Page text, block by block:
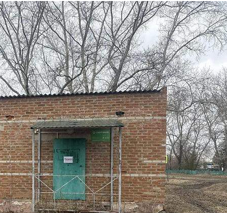
Продажа
124803 - Г. ТЮКАЛИНСК, С.
СТАРОСОЛДАТСКОЕ,
СОВЕТСКАЯ УЛИЦА, Д.3
Омская обл
Получить контакты Посмотреть на карте
Продажа ПСН площадью 52.6 кв.м. Помещение располагается
в 1-этажном здании, находится на 1 этаже здания. Возможное
назначение - прочее.[#8305792#]
70 (+1)
Навигация
Характеристики
О помещении
Где находится
Контакты
Другие объявления